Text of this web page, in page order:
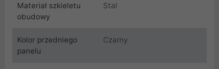
Materiał szkieletu
obudowy
Stal
Kolor przedniego
panelu
Czarny